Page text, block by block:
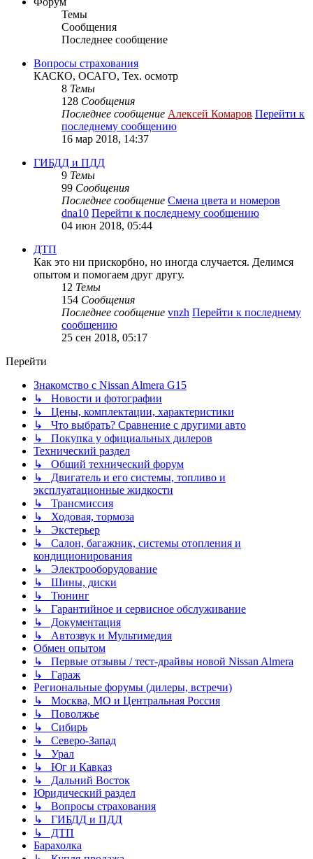
Темы
Сообщения
Последнее сообщение
Вопросы страхования
КАСКО, ОСАГО, Тех. осмотр
8 Темы
128 Сообщения
Последнее сообщение Алексей Комаров Перейти к
последнему сообщению
16 мар 2018, 14:37
ГИБДД и ПДД
9 Темы
99 Сообщения
Последнее сообщение Смена цвета и номеров
dna10 Перейти к последнему сообщению
04 июн 2018, 05:44
ДТП
Как это ни прискорбно, но иногда случается. Делимся
опытом и помогаем друг другу.
12 Темы
154 Сообщения
Последнее сообщение vnzh Перейти к последнему
сообщению
25 сен 2018, 05:17
Перейти
Знакомство с Nissan Almera G15
↳ Новости и фотографии
↳ Цены, комплектации, характеристики
↳ Что выбрать? Сравнение с другими авто
↳ Покупка у официальных дилеров
Технический раздел
↳ Общий технический форум
↳ Двигатель и его системы, топливо и
эксплуатационные жидкости
↳ Трансмиссия
↳ Ходовая, тормоза
↳ Экстерьер
↳ Салон, багажник, системы отопления и
кондиционирования
↳ Электрооборудование
↳ Шины, диски
↳ Тюнинг
↳ Гарантийное и сервисное обслуживание
↳ Документация
↳ Автозвук и Мультимедия
Обмен опытом
↳ Первые отзывы / тест-драйвы новой Nissan Almera
↳ Гараж
Региональные форумы (дилеры, встречи)
↳ Москва, МО и Центральная Россия
↳ Поволжье
↳ Сибирь
↳ Северо-Запад
↳ Урал
↳ Юг и Кавказ
↳ Дальний Восток
Юридический раздел
↳ Вопросы страхования
↳ ГИБДД и ПДД
↳ ДТП
Барахолка